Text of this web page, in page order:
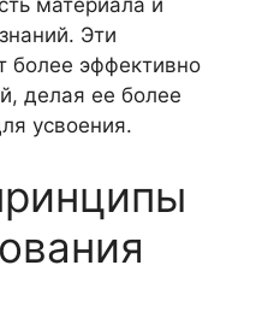
Эти
более эффективно
делая ее более
усвоения.